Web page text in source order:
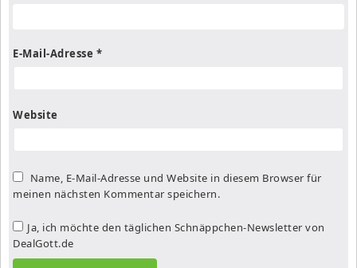
E-Mail-Adresse *
Website
Name, E-Mail-Adresse und Website in diesem Browser für
meinen nächsten Kommentar speichern.
Ja, ich möchte den täglichen Schnäppchen-Newsletter von
DealGott.de